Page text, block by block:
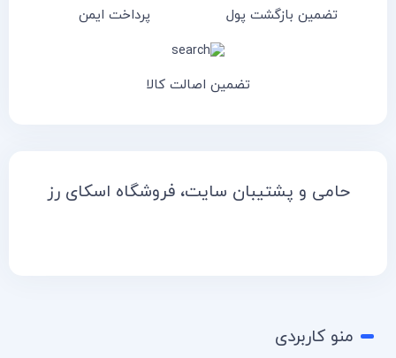
تضمین بازگشت پول پرداخت ایمن
تضمین اصالت کالا
حامی و پشتیبان سایت، فروشگاه اسکای رز
منو کاربردی